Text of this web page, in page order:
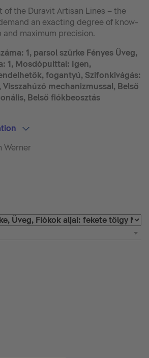
the Duravit Artisan Lines – the
an exacting degree of know-
and maximum precision.
1, parsol szürke Fényes Üveg,
1, Mosdópulttal: Igen,
fogantyú, Szifonkivágás:
mechanizmussal, Belső
Belső fiókbeosztás
Werner